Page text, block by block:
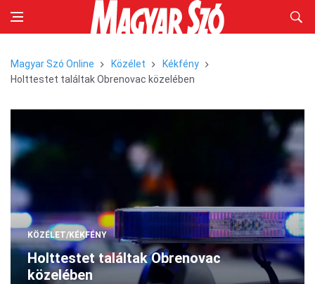
Magyar Szó Online Közélet
Kékfény
Holttestet találtak Obrenovac közelében
KÖZÉLET/KÉKFÉNY
Holttestet találtak Obrenovac
közelében